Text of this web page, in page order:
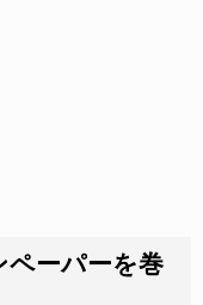
ーパーを巻